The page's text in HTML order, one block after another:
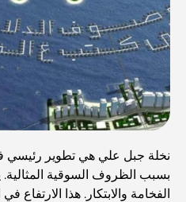
نخلة جبل علي هي تطوير رئيسي
بسبب الظروف السوقية
الفخامة والابتكار. هذا الارتفاع